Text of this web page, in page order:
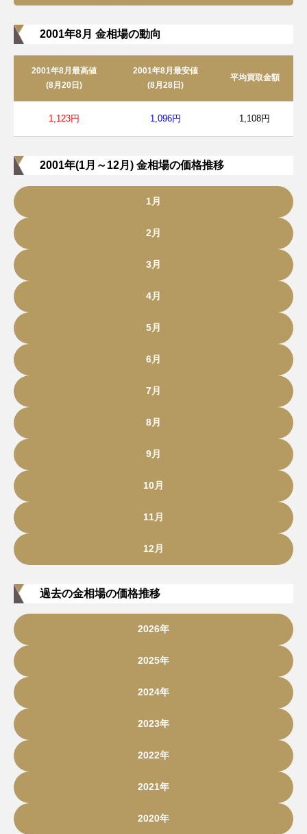
2001年8月 金相場の動向
2001年8月最高値
(8月20日)
2001年8月最安値
(8月28日)
平均買取金額
1,123円 1,096円 1,108円
2001年(1月～12月) 金相場の価格推移
1月
2月
3月
4月
5月
6月
7月
8月
9月
10月
11月
12月
過去の金相場の価格推移
2026年
2025年
2024年
2023年
2022年
2021年
2020年